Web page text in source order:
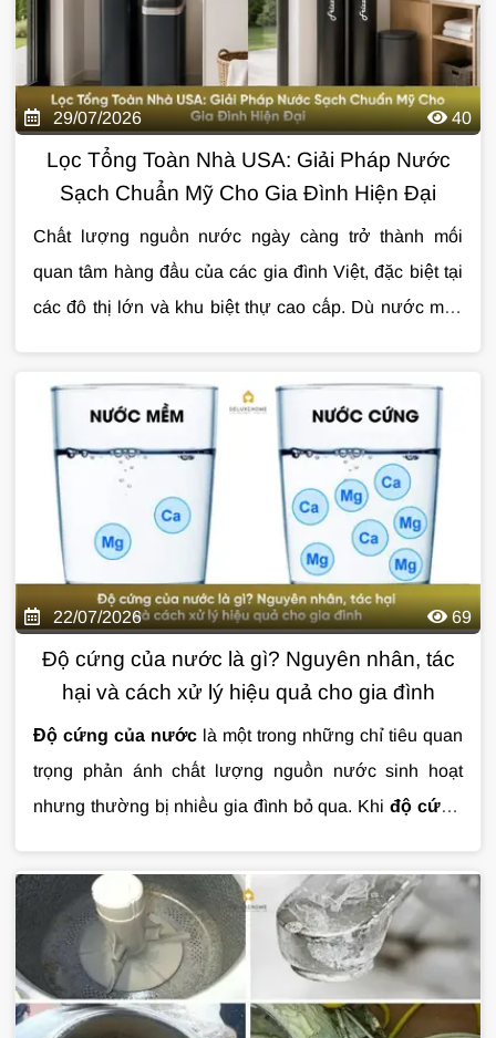
29/07/2026 40
Lọc Tổng Toàn Nhà USA: Giải Pháp Nước
Sạch Chuẩn Mỹ Cho Gia Đình Hiện Đại
Chất lượng nguồn nước ngày càng trở thành mối
quan tâm hàng đầu của các gia đình Việt, đặc biệt tại
các đô thị lớn và khu biệt thự cao cấp. Dù nước máy
sinh cặn bẩn, clo dư, kim loại nặng hoặc các tạp chất
ảnh hưởng đến sức khỏe và tuổi thọ thiết bị.
toàn diện ngay từ đầu nguồn. Với công nghệ tiên tiến,
tiêu chuẩn chất lượng khắt khe cùng độ bền cao, hệ
thống mang đến nguồn nước sạch cho mọi hoạt động
sinh hoạt hằng ngày, từ tắm rửa, giặt giũ đến bảo vệ
thiết bị và cấp nước cho máy lọc uống trực tiếp.
22/07/2026 69
Độ cứng của nước là gì? Nguyên nhân, tác
hại và cách xử lý hiệu quả cho gia đình
Độ cứng của nước là một trong những chỉ tiêu quan
trọng phản ánh chất lượng nguồn nước sinh hoạt
nhưng thường bị nhiều gia đình bỏ qua. Khi độ cứng
thiết bị, làm giảm hiệu quả của xà phòng và ảnh
hưởng đến tuổi thọ hệ thống đường ống. Vậy
cứng của nướclà gì, có gây hại cho sức khỏe không
và cách xử lý hiệu quả như thế nào? Cùng
Giải Pháp
Nướctìm hiểu chi tiết trong bài viết dưới đây.